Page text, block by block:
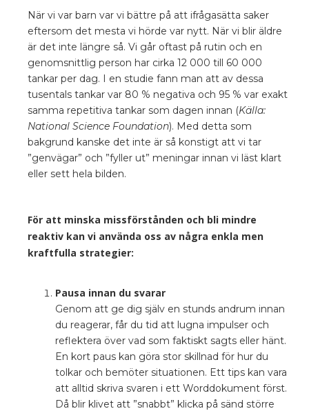
När vi var barn var vi bättre på att ifrågasätta saker
eftersom det mesta vi hörde var nytt. När vi blir äldre
är det inte längre så. Vi går oftast på rutin och en
genomsnittlig person har cirka 12 000 till 60 000
tankar per dag. I en studie fann man att av dessa
tusentals tankar var 80 % negativa och 95 % var exakt
samma repetitiva tankar som dagen innan (Källa:
National Science Foundation). Med detta som
bakgrund kanske det inte är så konstigt att vi tar
”genvägar” och ”fyller ut” meningar innan vi läst klart
eller sett hela bilden.
För att minska missförstånden och bli mindre
reaktiv kan vi använda oss av några enkla men
kraftfulla strategier:
Pausa innan du svarar
Genom att ge dig själv en stunds andrum innan
du reagerar, får du tid att lugna impulser och
reflektera över vad som faktiskt sagts eller hänt.
En kort paus kan göra stor skillnad för hur du
tolkar och bemöter situationen. Ett tips kan vara
att alltid skriva svaren i ett Worddokument först.
Då blir klivet att ”snabbt” klicka på sänd större